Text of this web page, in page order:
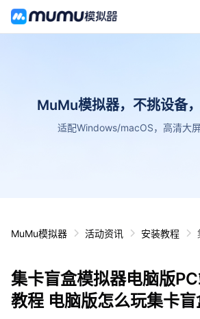
MuMu模拟器，不挑设备，
适配Windows/macOS，高清大
MuMu模拟器 活动资讯 安装教程
集卡盲盒模拟器电脑版
教程 电脑版怎么玩集卡